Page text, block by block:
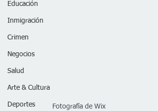
Educación
Inmigración
Crimen
Negocios
Salud
Arte & Cultura
Deportes Fotografía de Wix